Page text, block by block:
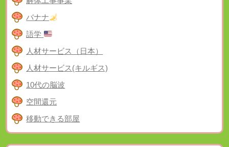
バナナ
語学
人材サービス（日本）
人材サービス(キルギス)
10代の脳波
空間還元
移動できる部屋